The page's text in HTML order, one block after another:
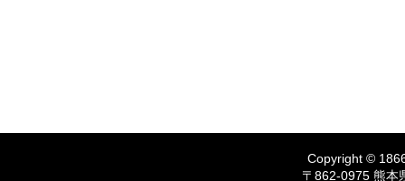
Copyright ©
〒862-0975 熊本